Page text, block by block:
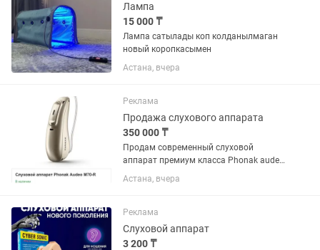
Лампа
15 000 ₸
Лампа сатылады коп колданылмаган
новый коропкасымен
Астана, вчера
Реклама
Продажа слухового аппарата
350 000 ₸
Продам современный слуховой
аппарат премиум класса Phonak audeo
P70-R на правую сторону. Куплен в
апреле прошлого года за 980 000 тенге
устройством. Чеки все сохранились....
Астана, вчера
Реклама
Слуховой аппарат
3 200 ₸